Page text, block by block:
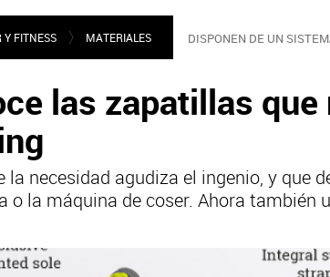
Y FITNESS MATERIALES DISPONEN DE UN
las zapatillas
la necesidad agudiza el ingenio, y
o la máquina de coser. Ahora